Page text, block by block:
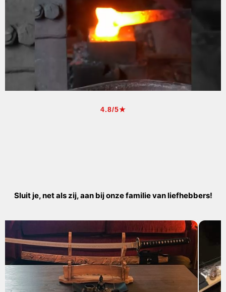
4.8/5★
Sluit je, net als zij, aan bij onze familie van liefhebbers!